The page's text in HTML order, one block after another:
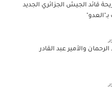
قائد الجيش الجزائري الجديد
والأمير عبد القادر